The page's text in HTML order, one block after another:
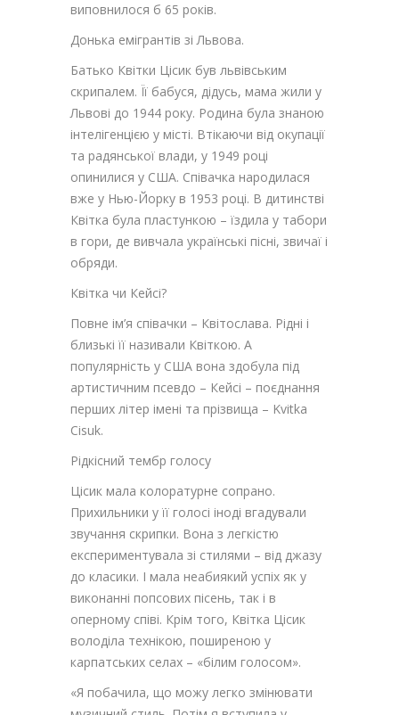
виповнилося б 65 років.
Донька емігрантів зі Львова.
Батько Квітки Цісик був львівським
скрипалем. Її бабуся, дідусь, мама жили у
Львові до 1944 року. Родина була знаною
інтелігенцією у місті. Втікаючи від окупації
та радянської влади, у 1949 році
опинилися у США. Співачка народилася
вже у Нью-Йорку в 1953 році. В дитинстві
Квітка була пластункою – їздила у табори
в гори, де вивчала українські пісні, звичаї і
обряди.
Квітка чи Кейсі?
Повне ім’я співачки – Квітослава. Рідні і
близькі її називали Квіткою. А
популярність у США вона здобула під
артистичним псевдо – Кейсі – поєднання
перших літер імені та прізвища – Kvitka
Cisuk.
Рідкісний тембр голосу
Цісик мала колоратурне сопрано.
Прихильники у її голосі іноді вгадували
звучання скрипки. Вона з легкістю
експериментувала зі стилями – від джазу
до класики. І мала неабиякий успіх як у
виконанні попсових пісень, так і в
оперному співі. Крім того, Квітка Цісик
володіла технікою, поширеною у
карпатських селах – «білим голосом».
«Я побачила, що можу легко змінювати